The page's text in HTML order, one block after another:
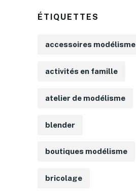
ÉTIQUETTES
accessoires modélisme
activités en famille
atelier de modélisme
blender
boutiques modélisme
bricolage